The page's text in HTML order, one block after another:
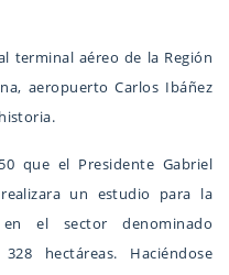
terminal aéreo de la Región
aeropuerto Carlos Ibáñez
que el Presidente Gabriel
un estudio para la
el sector denominado
hectáreas. Haciéndose